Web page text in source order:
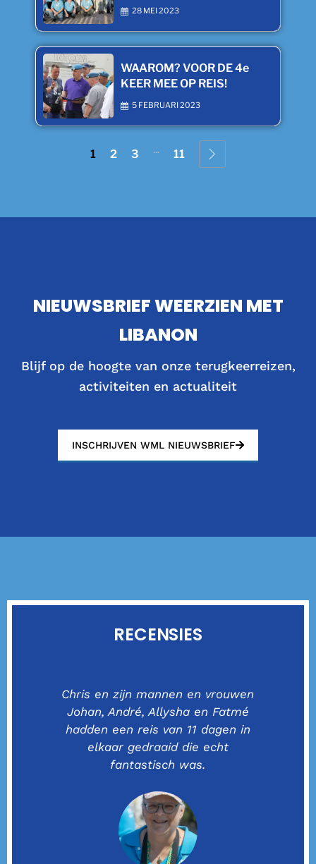
28 MEI 2023
WAAROM? VOOR DE 4e
KEER MEE OP REIS!
5 FEBRUARI 2023
1 2 3 ... 11
NIEUWSBRIEF WEERZIEN MET
LIBANON
Blijf op de hoogte van onze terugkeerreizen,
activiteiten en actualiteit
INSCHRIJVEN WML NIEUWSBRIEF
RECENSIES
Chris en zijn mannen en vrouwen
Johan, André, Allysha en Fatmé
hadden een reis van 11 dagen in
elkaar gedraaid die echt
fantastisch was.